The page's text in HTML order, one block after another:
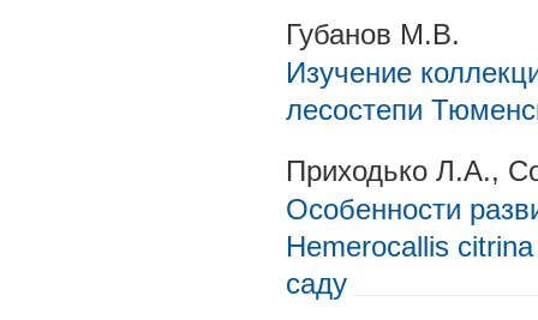
Губанов М.В.
Изучение
лесостепи
Приходько Л.А.,
Особенности
Hemerocallis
саду